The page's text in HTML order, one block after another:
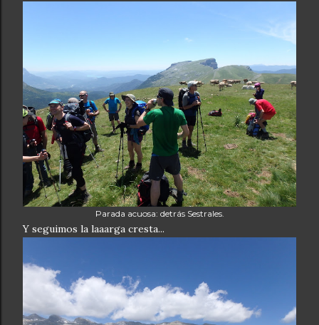
Parada acuosa: detrás Sestrales.
Y seguimos la laaarga cresta...